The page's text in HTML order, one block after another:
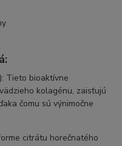
Tieto bioaktívne
kolagénu, zaisťujú
čomu sú výnimočne
citrátu horečnatého